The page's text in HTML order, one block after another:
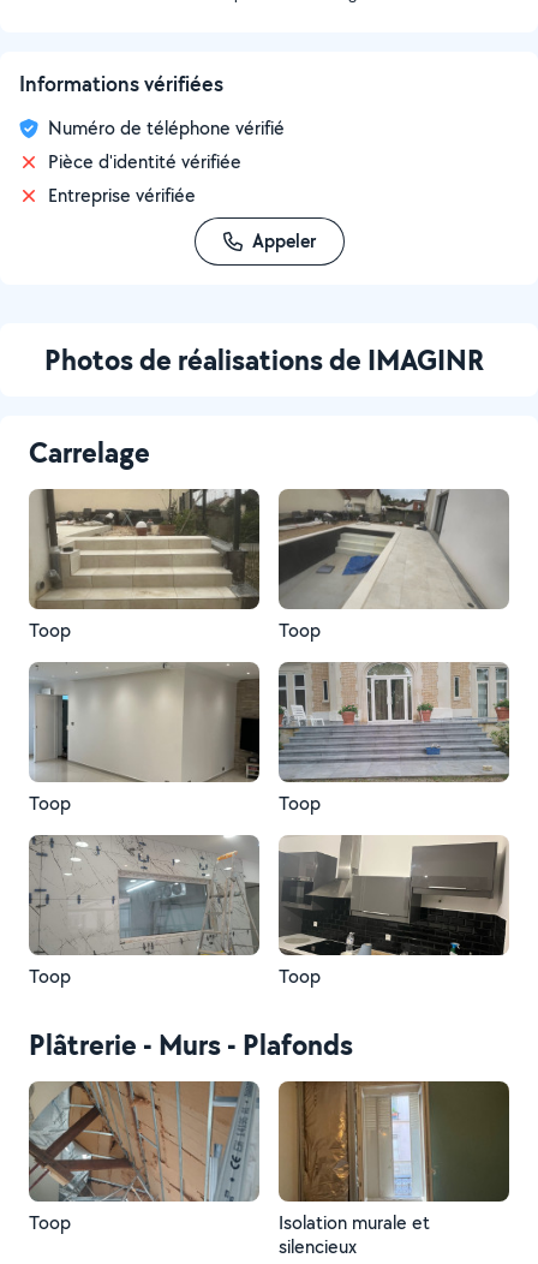
Informations vérifiées
Numéro de téléphone vérifié
Pièce d'identité vérifiée
Entreprise vérifiée
Appeler
Photos de réalisations de IMAGINR
Carrelage
Toop Toop
Toop Toop
Toop Toop
Plâtrerie - Murs - Plafonds
Toop
Isolation murale et
silencieux